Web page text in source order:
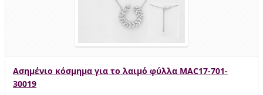
Ασημένιο κόσμημα για το λαιμό φύλλα MAC17-701-
30019